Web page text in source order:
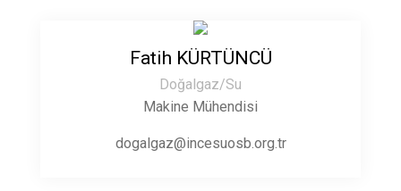
Fatih KÜRTÜNCÜ
Doğalgaz/Su
Makine Mühendisi
dogalgaz@incesuosb.org.tr